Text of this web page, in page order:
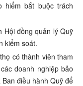
hiểm bắt buộc trách
Hội đồng quản lý Quỹ
kiểm soát.
có thành viên tham
doanh nghiệp bảo
điều hành Quỹ để